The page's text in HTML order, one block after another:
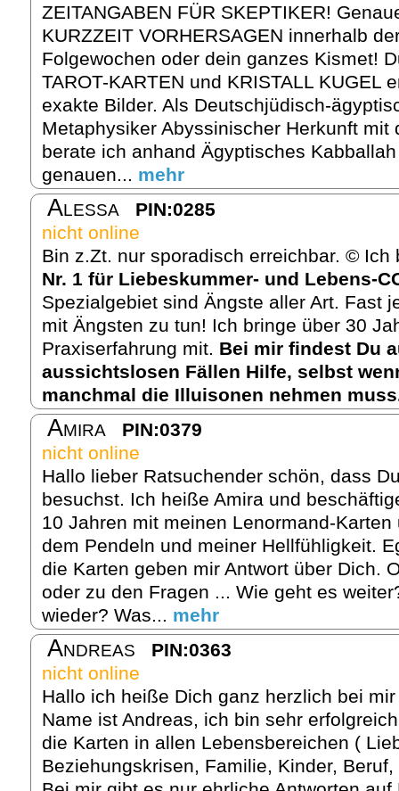
ZEITANGABEN FÜR SKEPTIKER!
KURZZEIT VORHERSAGEN innerhalb
Folgewochen oder dein ganzes Kismet!
TAROT-KARTEN und KRISTALL KUGEL
exakte Bilder. Als Deutschjüdisch-
Metaphysiker Abyssinischer Herkunft mit
berate ich anhand Ägyptisches
genauen... mehr
Alessa
PIN:0285
nicht online
Bin z.Zt. nur sporadisch erreichbar. ©
Nr. 1 für Liebeskummer- und Lebens-
Spezialgebiet sind Ängste aller Art. Fast
mit Ängsten zu tun! Ich bringe über 30
Praxiserfahrung mit. Bei mir findest Du
aussichtslosen Fällen Hilfe, selbst
manchmal die Illuisonen nehmen
Amira
PIN:0379
nicht online
Hallo lieber Ratsuchender schön, dass
besuchst. Ich heiße Amira und
10 Jahren mit meinen Lenormand-
dem Pendeln und meiner Hellfühligkeit.
die Karten geben mir Antwort über Dich.
oder zu den Fragen ... Wie geht es
wieder? Was... mehr
Andreas
PIN:0363
nicht online
Hallo ich heiße Dich ganz herzlich bei
Name ist Andreas, ich bin sehr
die Karten in allen Lebensbereichen (
Beziehungskrisen, Familie, Kinder,